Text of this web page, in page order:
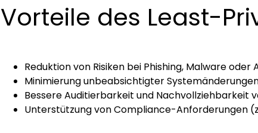
Vorteile des Least-
Reduktion von Risiken bei Phishing, Malware
Minimierung unbeabsichtigter
Bessere Auditierbarkeit und Nachvollziehbarkeit
Unterstützung von Compliance-Anforderungen (z.